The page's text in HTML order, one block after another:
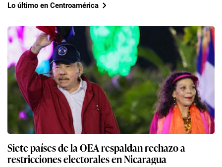
Lo último en Centroamérica
Siete países de la OEA respaldan rechazo a
restricciones electorales en Nicaragua